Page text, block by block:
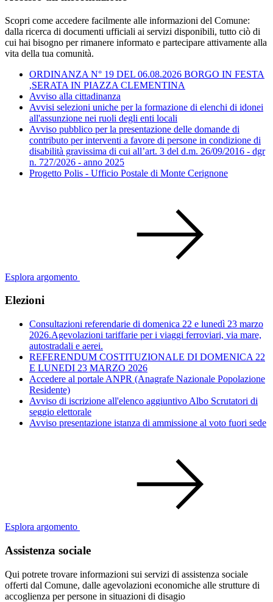
Scopri come accedere facilmente alle informazioni del Comune:
dalla ricerca di documenti ufficiali ai servizi disponibili, tutto ciò di
cui hai bisogno per rimanere informato e partecipare attivamente alla
vita della tua comunità.
ORDINANZA N° 19 DEL 06.08.2026 BORGO IN FESTA
,SERATA IN PIAZZA CLEMENTINA
Avviso alla cittadinanza
Avvisi selezioni uniche per la formazione di elenchi di idonei
all'assunzione nei ruoli degli enti locali
Avviso pubblico per la presentazione delle domande di
contributo per interventi a favore di persone in condizione di
disabilità gravissima di cui all’art. 3 del d.m. 26/09/2016 - dgr
n. 727/2026 - anno 2025
Progetto Polis - Ufficio Postale di Monte Cerignone
Esplora argomento
Elezioni
Consultazioni referendarie di domenica 22 e lunedì 23 marzo
2026.Agevolazioni tariffarie per i viaggi ferroviari, via mare,
autostradali e aerei.
REFERENDUM COSTITUZIONALE DI DOMENICA 22
E LUNEDI 23 MARZO 2026
Accedere al portale ANPR (Anagrafe Nazionale Popolazione
Residente)
Avviso di iscrizione all'elenco aggiuntivo Albo Scrutatori di
seggio elettorale
Avviso presentazione istanza di ammissione al voto fuori sede
Esplora argomento
Assistenza sociale
Qui potrete trovare informazioni sui servizi di assistenza sociale
offerti dal Comune, dalle agevolazioni economiche alle strutture di
accoglienza per persone in situazioni di disagio